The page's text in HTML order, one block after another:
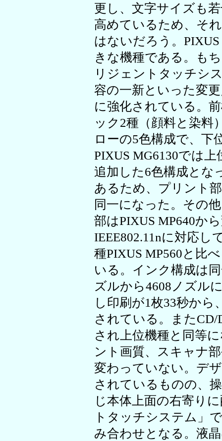
更し、文字サイズも
高めているため、そ
はないだろう。
きな機種である。も
リジェントタッチシ
容の一新といった変
に強化されている。
ック2種（顔料と染料
ローの5色構成で、下
PIXUS MG6130では
追加した6色構成とな
あるため、プリント
同一になった。その
部はPIXUS MP640か
IEEE802.11nに対応し
種PIXUS MP560と比
いる。インク構成は
ズルから4608ノズル
し印刷が1枚33秒から
されている。また
され上位機種と同等
ント画質、スキャナ
変わっていない。デ
されているものの、
じ本体上面の右寄り
トタッチシステム」
み合わせとなる。液